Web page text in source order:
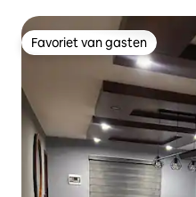
Favoriet van gasten
Favoriet van gasten